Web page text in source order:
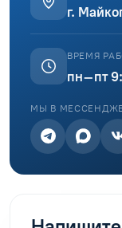
г.
ВРЕМЯ
пн–пт
МЫ В